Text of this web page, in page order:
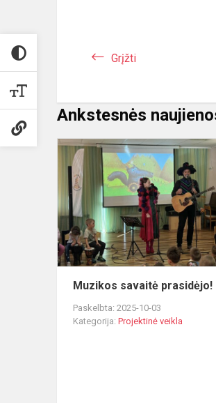
Grįžti
Ankstesnės
Muzikos savaitė prasidėjo!
Paskelbta: 2025-10-03
Kategorija: Projektinė veikla